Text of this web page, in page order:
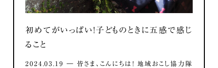
初めてがいっぱい！子どものときに五感で感じ
ること
2024.03.19 ― 皆さま、こんにちは！ 地域おこし協力隊